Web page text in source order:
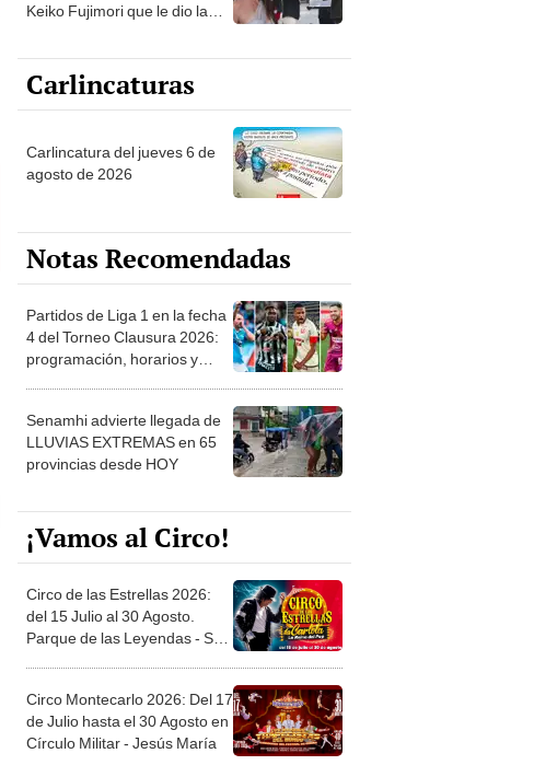
Keiko Fujimori que le dio la
Carlincaturas
Carlincatura del jueves 6 de
agosto de 2026
Notas Recomendadas
Partidos de Liga 1 en la fecha
4 del Torneo Clausura 2026:
programación, horarios y
Senamhi advierte llegada de
LLUVIAS EXTREMAS en 65
provincias desde HOY
¡Vamos al Circo!
Circo de las Estrellas 2026:
del 15 Julio al 30 Agosto.
Parque de las Leyendas - San
Circo Montecarlo 2026: Del 17
de Julio hasta el 30 Agosto en
Círculo Militar - Jesús María